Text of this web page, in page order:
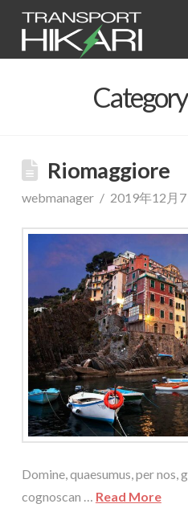
Riomaggiore
webmanager 2019年12月7
Domine, quaesumus, per nos,
cognoscan … Read More